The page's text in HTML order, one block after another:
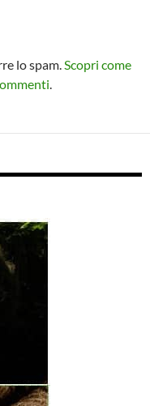
lo spam. Scopri come